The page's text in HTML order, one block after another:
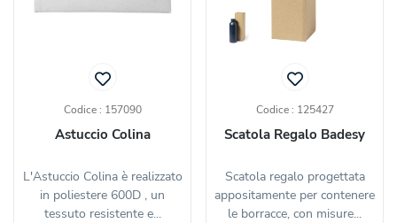
Codice : 157090
Astuccio Colina
L'Astuccio Colina è realizzato
in poliestere 600D , un
tessuto resistente e...
Codice : 125427
Scatola Regalo Badesy
Scatola regalo progettata
appositamente per contenere
le borracce, con misure...